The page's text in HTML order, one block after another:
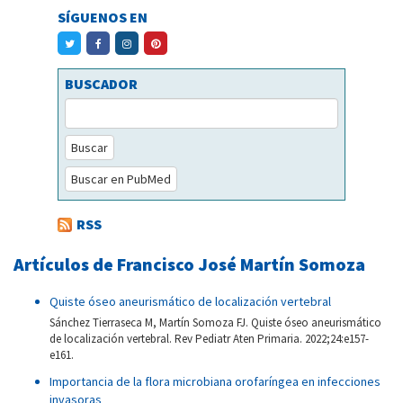
SÍGUENOS EN
BUSCADOR
Buscar
Buscar en PubMed
RSS
Artículos de Francisco José Martín Somoza
Quiste óseo aneurismático de localización vertebral
Sánchez Tierraseca M, Martín Somoza FJ. Quiste óseo aneurismático
de localización vertebral. Rev Pediatr Aten Primaria. 2022;24:e157-
e161.
Importancia de la flora microbiana orofaríngea en infecciones
invasoras